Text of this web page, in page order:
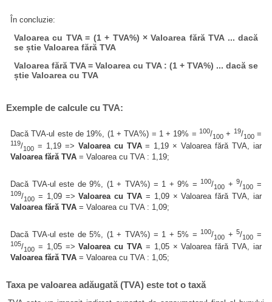
În concluzie:
Valoarea cu TVA = (1 + TVA%) × Valoarea fără TVA ... dacă
se știe Valoarea fără TVA
Valoarea fără TVA = Valoarea cu TVA : (1 + TVA%) ... dacă se
știe Valoarea cu TVA
Exemple de calcule cu TVA:
Dacă TVA-ul este de 19%, (1 + TVA%) = 1 + 19% = 100/100+ 19/100=
119/100 = 1,19 => Valoarea cu TVA= 1,19 × Valoarea fără TVA, iar
Valoarea fără TVA = Valoarea cu TVA : 1,19;
Dacă TVA-ul este de 9%, (1 + TVA%) = 1 + 9% =100/100 +9/100 =
109/100 = 1,09 =>Valoarea cu TVA = 1,09 × Valoarea fără TVA, iar
Valoarea fără TVA = Valoarea cu TVA : 1,09;
Dacă TVA-ul este de 5%, (1 + TVA%) = 1 + 5% =100/100 +5/100 =
105/100 = 1,05 =>Valoarea cu TVA = 1,05 × Valoarea fără TVA, iar
Valoarea fără TVA = Valoarea cu TVA : 1,05;
Taxa pe valoarea adăugată (TVA) este tot o taxă